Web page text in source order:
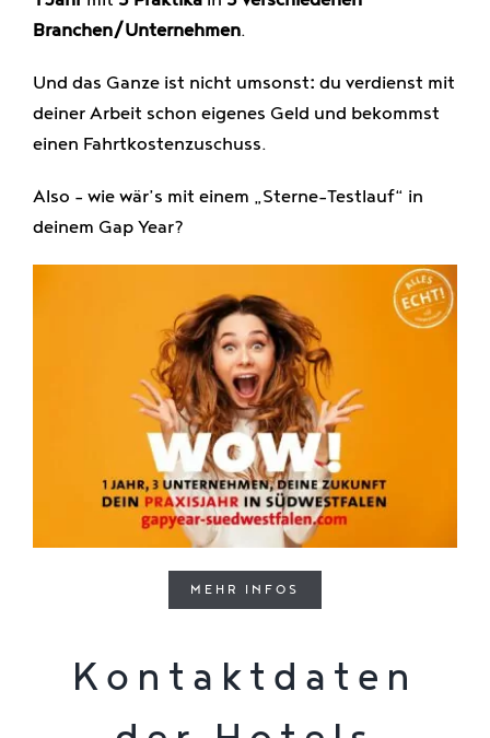
Branchen/Unternehmen.
Und das Ganze ist nicht umsonst: du verdienst mit
deiner Arbeit schon eigenes Geld und bekommst
einen Fahrtkostenzuschuss.
Also – wie wär’s mit einem „Sterne-Testlauf“ in
deinem Gap Year?
MEHR INFOS
Kontaktdaten